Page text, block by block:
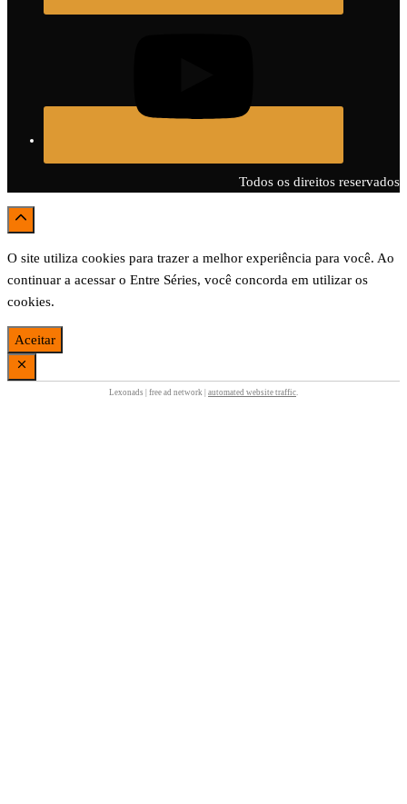
Todos os direitos reservados
O site utiliza cookies para trazer a melhor experiência para você. Ao
continuar a acessar o Entre Séries, você concorda em utilizar os
cookies.
Aceitar
Lexonads | free ad network | automated website traffic